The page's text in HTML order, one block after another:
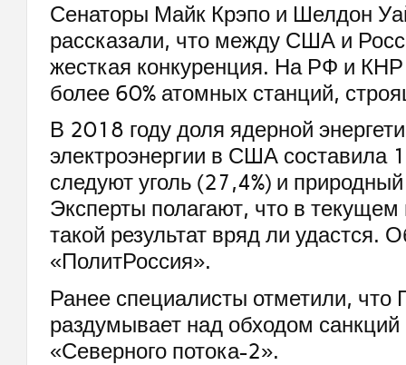
Сенаторы Майк Крэпо и Шелдон
рассказали, что между США и
жесткая конкуренция. На РФ и КНР
более 60% атомных станций,
В 2018 году доля ядерной
электроэнергии в США составила
следуют уголь (27,4%) и
Эксперты полагают, что в текущем
такой результат вряд ли удастся.
«ПолитРоссия».
Ранее специалисты отметили, что
раздумывает над обходом
«Северного потока-2».